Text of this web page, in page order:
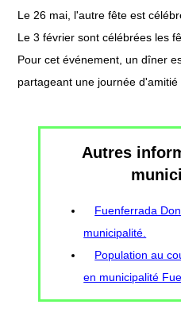
Le 26 mai, l'autre fête est
Le 3 février sont célébrées les
Pour cet événement, un dîner
partageant une journée d'amitié
Autres
Fuenferrada
municipalité.
Population au
en municipalité